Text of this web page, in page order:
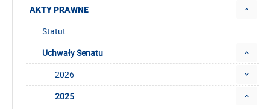
AKTY PRAWNE
Statut
Uchwały Senatu
2026
2025